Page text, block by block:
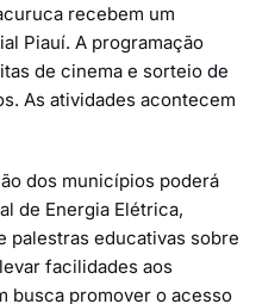
recebem um
Piauí. A programação
de cinema e sorteio de
As atividades acontecem
dos municípios poderá
de Energia Elétrica,
palestras educativas sobre
facilidades aos
busca promover o acesso